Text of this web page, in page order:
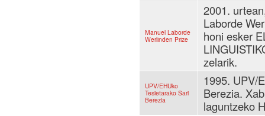
Manuel Laborde
Werlinden Prize
2001.
Laborde
honi esker
zelarik.
UPV/EHUko
Tesietarako Sari
Berezia
1995. UPV/
Berezia.
laguntzeko